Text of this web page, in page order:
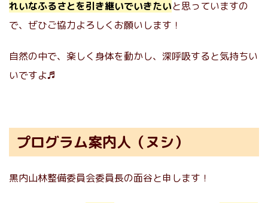
れいなふるさとを引き継いでいきたいと思っていますの
で、ぜひご協力よろしくお願いします！
自然の中で、楽しく身体を動かし、深呼吸すると気持ちい
いですよ♬
プログラム案内人（ヌシ）
黒内山林整備委員会委員長の面谷と申します！